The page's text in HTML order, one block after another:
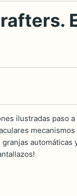
ilustradas paso